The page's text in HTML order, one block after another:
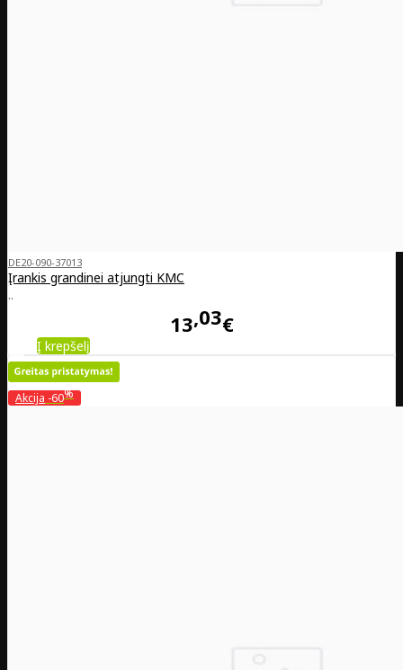
DE20-090-37013
Įrankis grandinei atjungti KMC
..
13 03€
Į krepšelį
Akcija -60%